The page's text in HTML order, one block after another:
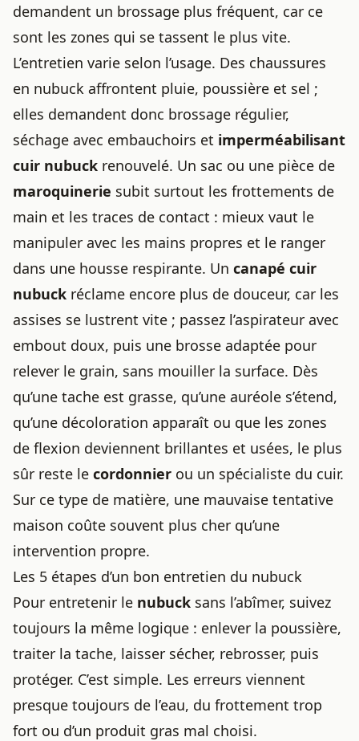
demandent un brossage plus fréquent, car ce
sont les zones qui se tassent le plus vite.
L’entretien varie selon l’usage. Des chaussures
en nubuck affrontent pluie, poussière et sel ;
elles demandent donc brossage régulier,
séchage avec embauchoirs et imperméabilisant
cuir nubuck renouvelé. Un sac ou une pièce de
maroquinerie subit surtout les frottements de
main et les traces de contact : mieux vaut le
manipuler avec les mains propres et le ranger
dans une housse respirante. Un canapé cuir
nubuck réclame encore plus de douceur, car les
assises se lustrent vite ; passez l’aspirateur avec
embout doux, puis une brosse adaptée pour
relever le grain, sans mouiller la surface. Dès
qu’une tache est grasse, qu’une auréole s’étend,
qu’une décoloration apparaît ou que les zones
de flexion deviennent brillantes et usées, le plus
sûr reste le cordonnier ou un spécialiste du cuir.
Sur ce type de matière, une mauvaise tentative
maison coûte souvent plus cher qu’une
intervention propre.
Les 5 étapes d’un bon entretien du nubuck
Pour entretenir le nubuck sans l’abîmer, suivez
toujours la même logique : enlever la poussière,
traiter la tache, laisser sécher, rebrosser, puis
protéger. C’est simple. Les erreurs viennent
presque toujours de l’eau, du frottement trop
fort ou d’un produit gras mal choisi.